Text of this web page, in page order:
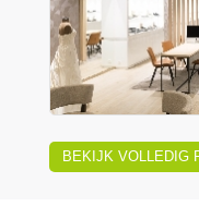
BEKIJK VOLLEDIG